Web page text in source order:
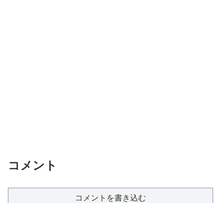
コメント
コメントを書き込む